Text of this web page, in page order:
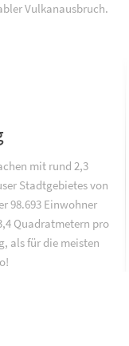
Vulkanausbruch.
mit rund 2,3
Stadtgebietes von
98.693 Einwohner
Quadratmetern pro
als für die meisten